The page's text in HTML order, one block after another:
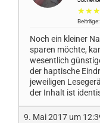
Noch ein kleiner
sparen möchte,
wesentlich
der haptische
jeweiligen
der Inhalt ist
9. Mai 2017 um